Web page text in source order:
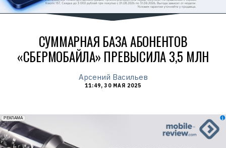
СУММАРНАЯ БАЗА АБОНЕНТОВ
«СБЕРМОБАЙЛА» ПРЕВЫСИЛА 3,5 МЛН
Арсений Васильев
11:49, 30 МАЯ 2025
erid: 2VfnxxmNzs5
РЕКЛАМА